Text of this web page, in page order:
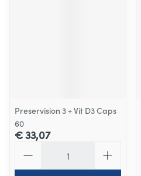
Preservision 3 + Vit D3 Caps
60
€ 33,07